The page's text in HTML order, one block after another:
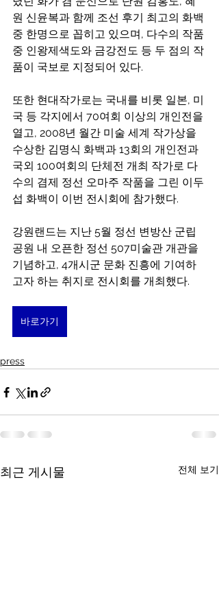
원 신윤복과 함께 조선 후기 최고의 화백
중 한명으로 꼽히고 있으며, 다수의 작품
중 인왕제색도와 금강전도 등 두 점의 작
품이 국보로 지정되어 있다.
또한 현대작가로는 국내를 비롯 일본, 미
국 등 각지에서 70여회 이상의 개인전을
열고, 2008년 월간 미술 세계 작가상을
수상한 김명식 화백과 13회의 개인전과
국외 100여회의 단체전 개최 작가로 다
수의 겸제 정선 오마주 작품을 그린 이두
섭 화백이 이번 전시회에 참가했다.
강원랜드는 지난 5월 정선 변방산 군립
공원 내 오픈한 정선 507미술관 개관을
기념하고, 4개시군 문화 진흥에 기여하
고자 하는 취지로 전시회를 개최했다.
바로가기
press
최근 게시물 전체 보기